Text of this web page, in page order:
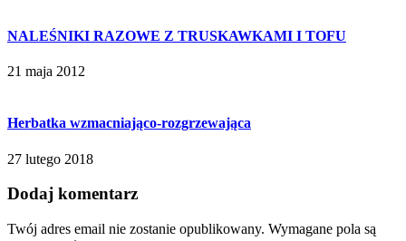
NALEŚNIKI RAZOWE Z TRUSKAWKAMI I TOFU
21 maja 2012
Herbatka wzmacniająco-rozgrzewająca
27 lutego 2018
Dodaj komentarz
Twój adres email nie zostanie opublikowany. Wymagane pola są